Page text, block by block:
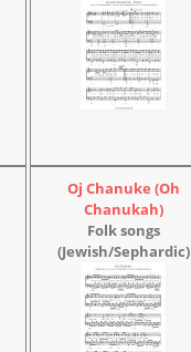
Oj Chanuke (Oh
Chanukah)
Folk songs
(Jewish/Sephardic)